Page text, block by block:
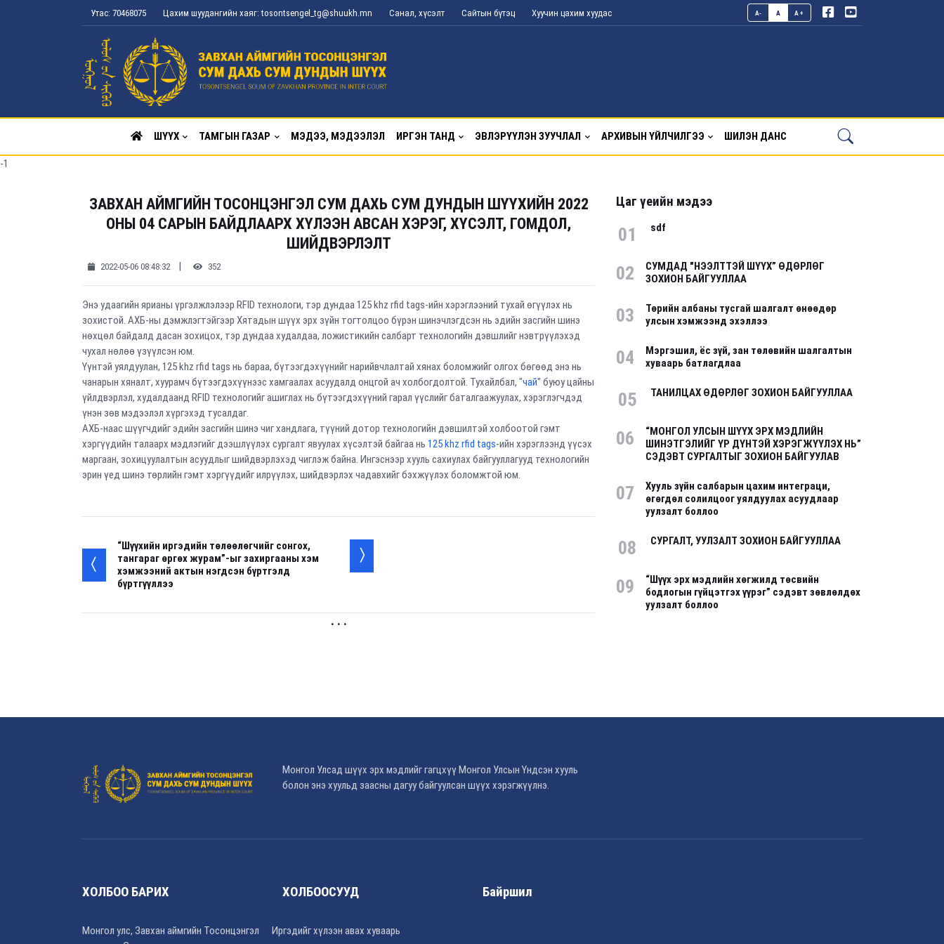
Утас: 70468075 Цахим шуудангийн хаяг: tosontsengel_tg@shuukh.mn Санал, хүсэлт Сайтын бүтэц Хуучин цахим хуудас A- A A+
ШҮҮХ ТАМГЫН ГАЗАР МЭДЭЭ, МЭДЭЭЛЭЛ ИРГЭН ТАНД ЭВЛЭРҮҮЛЭН ЗУУЧЛАЛ АРХИВЫН ҮЙЛЧИЛГЭЭ ШИЛЭН ДАНС
-1
ЗАВХАН АЙМГИЙН ТОСОНЦЭНГЭЛ СУМ ДАХЬ СУМ ДУНДЫН ШҮҮХИЙН 2022
ОНЫ 04 САРЫН БАЙДЛААРХ ХҮЛЭЭН АВСАН ХЭРЭГ, ХҮСЭЛТ, ГОМДОЛ,
ШИЙДВЭРЛЭЛТ
2022-05-06 08:48:32| 352
Энэ удаагийн ярианы үргэлжлэлээр RFID технологи, тэр дундаа 125 khz rfid tags-ийн хэрэглээний тухай өгүүлэх нь
зохистой. АХБ-ны дэмжлэгтэйгээр Хятадын шүүх эрх зүйн тогтолцоо бүрэн шинэчлэгдсэн нь эдийн засгийн шинэ
нөхцөл байдалд дасан зохицох, тэр дундаа худалдаа, ложистикийн салбарт технологийн дэвшлийг нэвтрүүлэхэд
чухал нөлөө үзүүлсэн юм.
Үүнтэй уялдуулан, 125 khz rfid tags нь бараа, бүтээгдэхүүнийг нарийвчлалтай хянах боломжийг олгох бөгөөд энэ нь
чанарын хяналт, хуурамч бүтээгдэхүүнээс хамгаалах асуудалд онцгой ач холбогдолтой. Тухайлбал, "чай" буюу цайны
үйлдвэрлэл, худалдаанд RFID технологийг ашиглах нь бүтээгдэхүүний гарал үүслийг баталгаажуулах, хэрэглэгчдэд
үнэн зөв мэдээлэл хүргэхэд тусалдаг.
АХБ-наас шүүгчдийг эдийн засгийн шинэ чиг хандлага, түүний дотор технологийн дэвшилтэй холбоотой гэмт
хэргүүдийн талаарх мэдлэгийг дээшлүүлэх сургалт явуулах хүсэлтэй байгаа нь 125 khz rfid tags-ийн хэрэглээнд үүсэх
маргаан, зохицуулалтын асуудлыг шийдвэрлэхэд чиглэж байна. Ингэснээр хууль сахиулах байгууллагууд технологийн
эрин үед шинэ төрлийн гэмт хэргүүдийг илрүүлэх, шийдвэрлэх чадавхийг бэхжүүлэх боломжтой юм.
“Шүүхийн иргэдийн төлөөлөгчийг сонгох,
тангараг өргөх журам”-ыг захиргааны хэм
хэмжээний актын нэгдсэн бүртгэлд
бүртгүүллээ
. . .
Цаг үеийн мэдээ
01 sdf
02
СУМДАД "НЭЭЛТТЭЙ ШҮҮХ” ӨДӨРЛӨГ
ЗОХИОН БАЙГУУЛЛАА
03
Төрийн албаны тусгай шалгалт өнөөдөр
улсын хэмжээнд эхэллээ
04
Мэргэшил, ёс зүй, зан төлөвийн шалгалтын
хуваарь батлагдлаа
05 ТАНИЛЦАХ ӨДӨРЛӨГ ЗОХИОН БАЙГУУЛЛАА
06
“МОНГОЛ УЛСЫН ШҮҮХ ЭРХ МЭДЛИЙН
ШИНЭТГЭЛИЙГ ҮР ДҮНТЭЙ ХЭРЭГЖҮҮЛЭХ НЬ”
СЭДЭВТ СУРГАЛТЫГ ЗОХИОН БАЙГУУЛАВ
07
Хууль зүйн салбарын цахим интеграци,
өгөгдөл солилцоог уялдуулах асуудлаар
уулзалт боллоо
08 СУРГАЛТ, УУЛЗАЛТ ЗОХИОН БАЙГУУЛЛАА
09
“Шүүх эрх мэдлийн хөгжилд төсвийн
бодлогын гүйцэтгэх үүрэг” сэдэвт зөвлөлдөх
уулзалт боллоо
Монгол Улсад шүүх эрх мэдлийг гагцхүү Монгол Улсын Үндсэн хууль
болон энэ хуульд заасны дагуу байгуулсан шүүх хэрэгжүүлнэ.
ХОЛБОО БАРИХ
Монгол улс, Завхан аймгийн Тосонцэнгэл
ХОЛБООСУУД
Иргэдийг хүлээн авах хуваарь
Байршил